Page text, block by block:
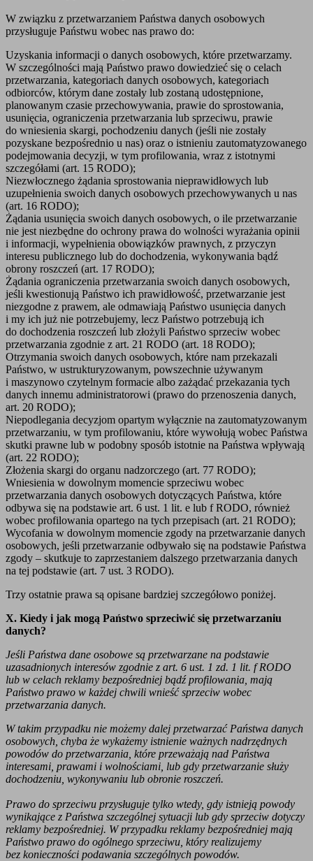
W związku z przetwarzaniem Państwa danych osobowych
przysługuje Państwu wobec nas prawo do:
Uzyskania informacji o danych osobowych, które przetwarzamy.
W szczególności mają Państwo prawo dowiedzieć się o celach
przetwarzania, kategoriach danych osobowych, kategoriach
odbiorców, którym dane zostały lub zostaną udostępnione,
planowanym czasie przechowywania, prawie do sprostowania,
usunięcia, ograniczenia przetwarzania lub sprzeciwu, prawie
do wniesienia skargi, pochodzeniu danych (jeśli nie zostały
pozyskane bezpośrednio u nas) oraz o istnieniu zautomatyzowanego
podejmowania decyzji, w tym profilowania, wraz z istotnymi
szczegółami (art. 15 RODO);
Niezwłocznego żądania sprostowania nieprawidłowych lub
uzupełnienia swoich danych osobowych przechowywanych u nas
(art. 16 RODO);
Żądania usunięcia swoich danych osobowych, o ile przetwarzanie
nie jest niezbędne do ochrony prawa do wolności wyrażania opinii
i informacji, wypełnienia obowiązków prawnych, z przyczyn
interesu publicznego lub do dochodzenia, wykonywania bądź
obrony roszczeń (art. 17 RODO);
Żądania ograniczenia przetwarzania swoich danych osobowych,
jeśli kwestionują Państwo ich prawidłowość, przetwarzanie jest
niezgodne z prawem, ale odmawiają Państwo usunięcia danych
i my ich już nie potrzebujemy, lecz Państwo potrzebują ich
do dochodzenia roszczeń lub złożyli Państwo sprzeciw wobec
przetwarzania zgodnie z art. 21 RODO (art. 18 RODO);
Otrzymania swoich danych osobowych, które nam przekazali
Państwo, w ustrukturyzowanym, powszechnie używanym
i maszynowo czytelnym formacie albo zażądać przekazania tych
danych innemu administratorowi (prawo do przenoszenia danych,
art. 20 RODO);
Niepodlegania decyzjom opartym wyłącznie na zautomatyzowanym
przetwarzaniu, w tym profilowaniu, które wywołują wobec Państwa
skutki prawne lub w podobny sposób istotnie na Państwa wpływają
(art. 22 RODO);
Złożenia skargi do organu nadzorczego (art. 77 RODO);
Wniesienia w dowolnym momencie sprzeciwu wobec
przetwarzania danych osobowych dotyczących Państwa, które
odbywa się na podstawie art. 6 ust. 1 lit. e lub f RODO, również
wobec profilowania opartego na tych przepisach (art. 21 RODO);
Wycofania w dowolnym momencie zgody na przetwarzanie danych
osobowych, jeśli przetwarzanie odbywało się na podstawie Państwa
zgody – skutkuje to zaprzestaniem dalszego przetwarzania danych
na tej podstawie (art. 7 ust. 3 RODO).
Trzy ostatnie prawa są opisane bardziej szczegółowo poniżej.
X. Kiedy i jak mogą Państwo sprzeciwić się przetwarzaniu
danych?
Jeśli Państwa dane osobowe są przetwarzane na podstawie
uzasadnionych interesów zgodnie z art. 6 ust. 1 zd. 1 lit. f RODO
lub w celach reklamy bezpośredniej bądź profilowania, mają
Państwo prawo w każdej chwili wnieść sprzeciw wobec
przetwarzania danych.
W takim przypadku nie możemy dalej przetwarzać Państwa danych
osobowych, chyba że wykażemy istnienie ważnych nadrzędnych
powodów do przetwarzania, które przeważają nad Państwa
interesami, prawami i wolnościami, lub gdy przetwarzanie służy
dochodzeniu, wykonywaniu lub obronie roszczeń.
Prawo do sprzeciwu przysługuje tylko wtedy, gdy istnieją powody
wynikające z Państwa szczególnej sytuacji lub gdy sprzeciw dotyczy
reklamy bezpośredniej. W przypadku reklamy bezpośredniej mają
Państwo prawo do ogólnego sprzeciwu, który realizujemy
bez konieczności podawania szczególnych powodów.